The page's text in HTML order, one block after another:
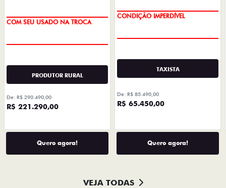
COM SEU USADO NA TROCA
PRODUTOR RURAL
De: R$ 290.490,00
R$ 221.290,00
Quero agora!
CONDIÇÃO IMPERDÍVEL
TAXISTA
De: R$ 85.490,00
R$ 65.450,00
Quero agora!
VEJA TODAS